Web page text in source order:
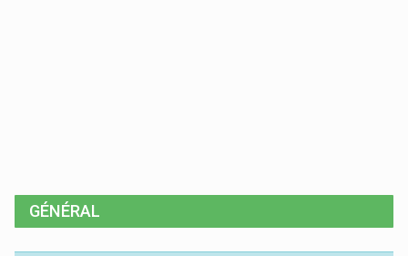
GÉNÉRAL